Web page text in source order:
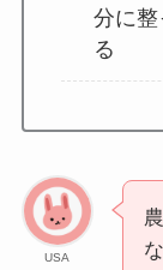
分に
る
USA